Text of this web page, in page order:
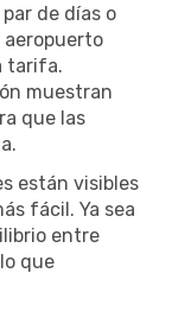
de días o
aeropuerto
tarifa.
muestran
que las
están visibles
fácil. Ya sea
entre
que